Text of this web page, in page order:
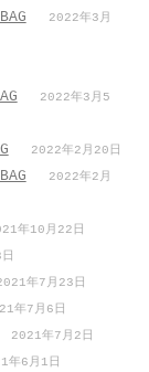
2022年3月
2022年3月5
2022年2月20日
2022年2月
年10月22日
年7月23日
年7月6日
2021年7月2日
年6月1日